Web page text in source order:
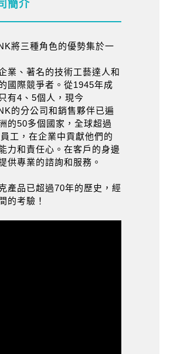
簡介
將三種角色的優勢集於一
業、著名的技術工藝達人和
國際競爭者。從1945年成
有4、5個人，現今
的分公司和銷售夥伴已遍
的50多個國家，全球超過
工，在企業中貢獻他們的
力和責任心。在客戶的身邊
供專業的諮詢和服務。
產品已超過70年的歷史，經
的考驗！